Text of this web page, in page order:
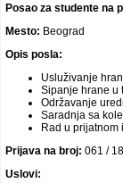
Posao za studente na
Mesto: Beograd
Opis posla:
Usluživanje
Sipanje hrane u
Održavanje
Saradnja sa
Rad u prijatnom
Prijava na broj: 061 /
Uslovi: